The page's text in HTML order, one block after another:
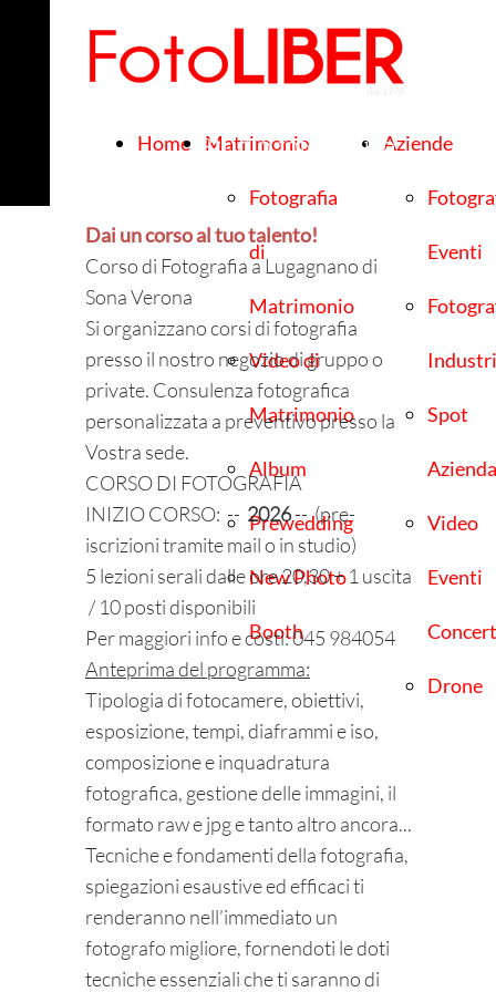
Studio fotografico
Liber
Home Matrimonio
Fotografia
di
Matrimonio
Video di
Matrimonio
Album
Prewedding
New Photo
Booth
Aziende
Eventi
Spot
Video
Eventi
Drone
Dai un corso al tuo talento!
Corso di Fotografia a Lugagnano di
Sona Verona
Si organizzano corsi di fotografia
presso il nostro negozio di gruppo o
private. Consulenza fotografica
personalizzata a preventivo presso la
Vostra sede.
CORSO DI FOTOGRAFIA
INIZIO CORSO: -- 2026--(pre-
iscrizioni tramite mail o in studio)
5 lezioni serali dalle ore 20,30 + 1 uscita
/ 10 posti disponibili
Per maggiori info e costi: 045 984054
Anteprima del programma:
Tipologia di fotocamere, obiettivi,
esposizione, tempi, diaframmi e iso,
composizione e inquadratura
fotografica, gestione delle immagini, il
formato raw e jpg e tanto altro ancora...
Tecniche e fondamenti della fotografia,
spiegazioni esaustive ed efficaci ti
renderanno nell’immediato un
fotografo migliore, fornendoti le doti
tecniche essenziali che ti saranno di